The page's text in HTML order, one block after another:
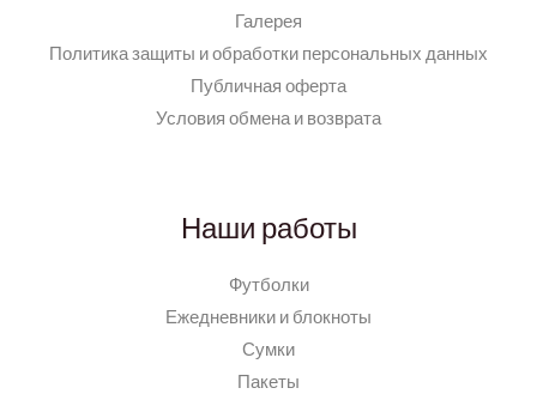
Галерея
Политика защиты и обработки персональных данных
Публичная оферта
Условия обмена и возврата
Наши работы
Футболки
Ежедневники и блокноты
Сумки
Пакеты